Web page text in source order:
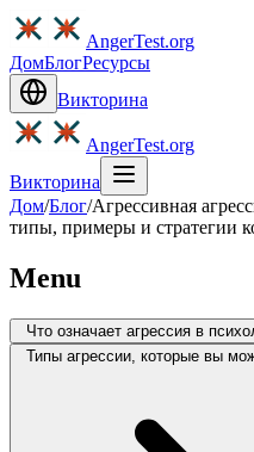
AngerTest.org
ДомБлогРесурсы
Викторина
AngerTest.org
Викторина
Дом/Блог/Агрессивная
типы, примеры и стратегии
Menu
Что означает агрессия в
Типы агрессии, которые вы